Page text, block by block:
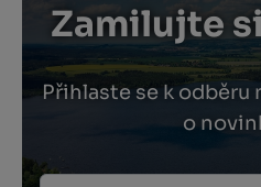
Zamilujte
Přihlaste se k odběru
o